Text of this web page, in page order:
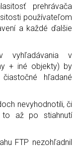
prehrávača
používateľom
a každé ďalšie
vyhľadávania v
+ iné objekty) by
hľadané
nevyhodnotili, či
to až po stiahnutí
FTP nezohľadnil